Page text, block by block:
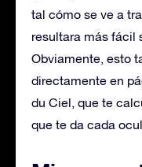
tal cómo se ve a
resultara más fácil
Obviamente, esto
directamente en
du Ciel, que te
que te da cada